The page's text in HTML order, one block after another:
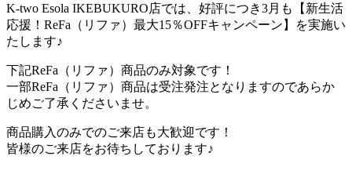
K-two Esola IKEBUKURO店では、好評につき3月も【新生活
応援！ReFa（リファ）最大15％OFFキャンペーン】を実施い
たします♪
下記ReFa（リファ）商品のみ対象です！
一部ReFa（リファ）商品は受注発注となりますのであらか
じめご了承くださいませ。
商品購入のみでのご来店も大歓迎です！
皆様のご来店をお待ちしております♪